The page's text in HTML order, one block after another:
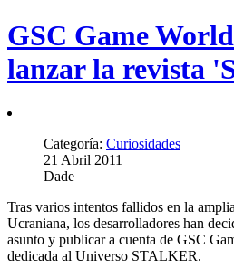
GSC Game
lanzar la revista
Categoría: Curiosidades
21 Abril 2011
Dade
Tras varios intentos fallidos en la
Ucraniana, los desarrolladores han
asunto y publicar a cuenta de GSC
dedicada al Universo STALKER.